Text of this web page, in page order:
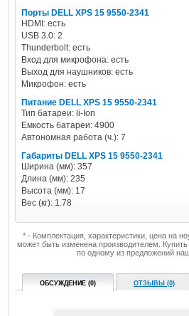
Порты DELL XPS 15 9550-2341
HDMI: есть
USB 3.0: 2
Thunderbolt: есть
Вход для микрофона: есть
Выход для наушников: есть
Микрофон: есть
Питание DELL XPS 15 9550-2341
Тип батареи: li-Ion
Емкость батареи: 4900
Автономная работа (ч.): 7
Габариты DELL XPS 15 9550-2341
Ширина (мм): 357
Длина (мм): 235
Высота (мм): 17
Вес (кг): 1.78
* - Комплектация, характеристики, цена на
может быть изменена производителем.
по одному из предложений
ОБСУЖДЕНИЕ (0) ОТЗЫВЫ (0)